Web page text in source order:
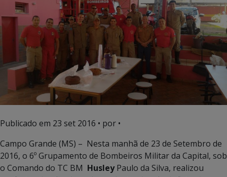
Publicado em 23 set 2016 • por •
Campo Grande (MS) – Nesta manhã de 23 de Setembro de
2016, o 6º Grupamento de Bombeiros Militar da Capital, sob
o Comando do TC BM HusleyPaulo da Silva, realizou